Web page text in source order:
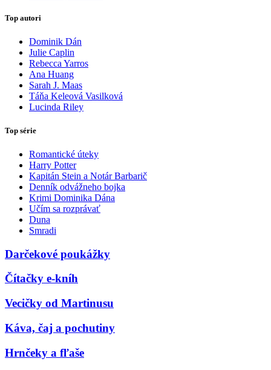
Top autori
Dominik Dán
Julie Caplin
Rebecca Yarros
Ana Huang
Sarah J. Maas
Táňa Keleová Vasilková
Lucinda Riley
Top série
Romantické úteky
Harry Potter
Kapitán Stein a Notár Barbarič
Denník odvážneho bojka
Krimi Dominika Dána
Učím sa rozprávať
Duna
Smradi
Darčekové poukážky
Čítačky e-kníh
Vecičky od Martinusu
Káva, čaj a pochutiny
Hrnčeky a fľaše